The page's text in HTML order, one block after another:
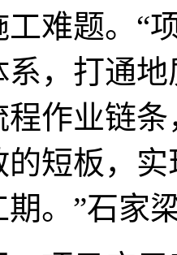
难题。“
，打通
程作业链
的短板，
。”石家